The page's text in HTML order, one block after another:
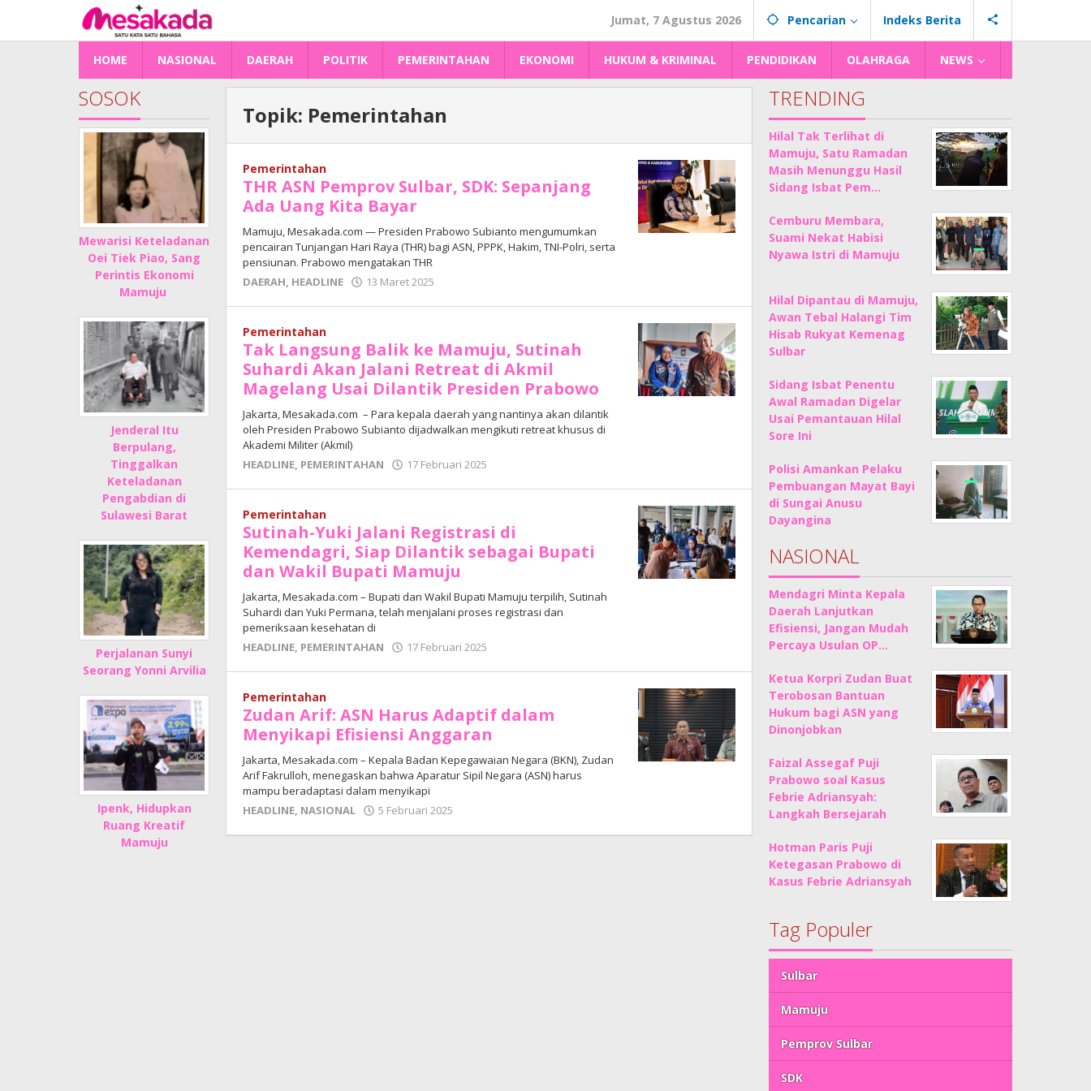
konten
Jumat, 7 Agustus 2026 Pencarian Indeks Berita
HOME NASIONAL DAERAH POLITIK PEMERINTAHAN EKONOMI HUKUM & KRIMINAL PENDIDIKAN OLAHRAGA NEWS
SOSOK
Mewarisi Keteladanan
Oei Tiek Piao, Sang
Perintis Ekonomi
Mamuju
Jenderal Itu
Berpulang,
Tinggalkan
Keteladanan
Pengabdian di
Sulawesi Barat
Perjalanan Sunyi
Seorang Yonni Arvilia
Ipenk, Hidupkan
Ruang Kreatif
Mamuju
Topik: Pemerintahan
Pemerintahan
THR ASN Pemprov Sulbar, SDK: Sepanjang
Ada Uang Kita Bayar
Mamuju, Mesakada.com — Presiden Prabowo Subianto mengumumkan
pencairan Tunjangan Hari Raya (THR) bagi ASN, PPPK, Hakim, TNI-Polri, serta
pensiunan. Prabowo mengatakan THR
DAERAH, HEADLINE 13 Maret 2025
Junaedi
Pemerintahan
Tak Langsung Balik ke Mamuju, Sutinah
Suhardi Akan Jalani Retreat di Akmil
Magelang Usai Dilantik Presiden Prabowo
Jakarta, Mesakada.com – Para kepala daerah yang nantinya akan dilantik
oleh Presiden Prabowo Subianto dijadwalkan mengikuti retreat khusus di
Akademi Militer (Akmil)
HEADLINE, PEMERINTAHAN 17 Februari 2025
Junaedi
Pemerintahan
Sutinah-Yuki Jalani Registrasi di
Kemendagri, Siap Dilantik sebagai Bupati
dan Wakil Bupati Mamuju
Jakarta, Mesakada.com – Bupati dan Wakil Bupati Mamuju terpilih, Sutinah
Suhardi dan Yuki Permana, telah menjalani proses registrasi dan
pemeriksaan kesehatan di
HEADLINE, PEMERINTAHAN 17 Februari 2025
Junaedi
Pemerintahan
Zudan Arif: ASN Harus Adaptif dalam
Menyikapi Efisiensi Anggaran
Jakarta, Mesakada.com – Kepala Badan Kepegawaian Negara (BKN), Zudan
Arif Fakrulloh, menegaskan bahwa Aparatur Sipil Negara (ASN) harus
mampu beradaptasi dalam menyikapi
HEADLINE, NASIONAL 5 Februari 2025
Junaedi
TRENDING
Hilal Tak Terlihat di
Mamuju, Satu Ramadan
Masih Menunggu Hasil
Sidang Isbat Pem…
Cemburu Membara,
Suami Nekat Habisi
Nyawa Istri di Mamuju
Hilal Dipantau di Mamuju,
Awan Tebal Halangi Tim
Hisab Rukyat Kemenag
Sulbar
Sidang Isbat Penentu
Awal Ramadan Digelar
Usai Pemantauan Hilal
Sore Ini
Polisi Amankan Pelaku
Pembuangan Mayat Bayi
di Sungai Anusu
Dayangina
NASIONAL
Mendagri Minta Kepala
Daerah Lanjutkan
Efisiensi, Jangan Mudah
Percaya Usulan OP…
Ketua Korpri Zudan Buat
Terobosan Bantuan
Hukum bagi ASN yang
Dinonjobkan
Faizal Assegaf Puji
Prabowo soal Kasus
Febrie Adriansyah:
Langkah Bersejarah
Hotman Paris Puji
Ketegasan Prabowo di
Kasus Febrie Adriansyah
Tag Populer
Sulbar
Mamuju
Pemprov Sulbar
SDK